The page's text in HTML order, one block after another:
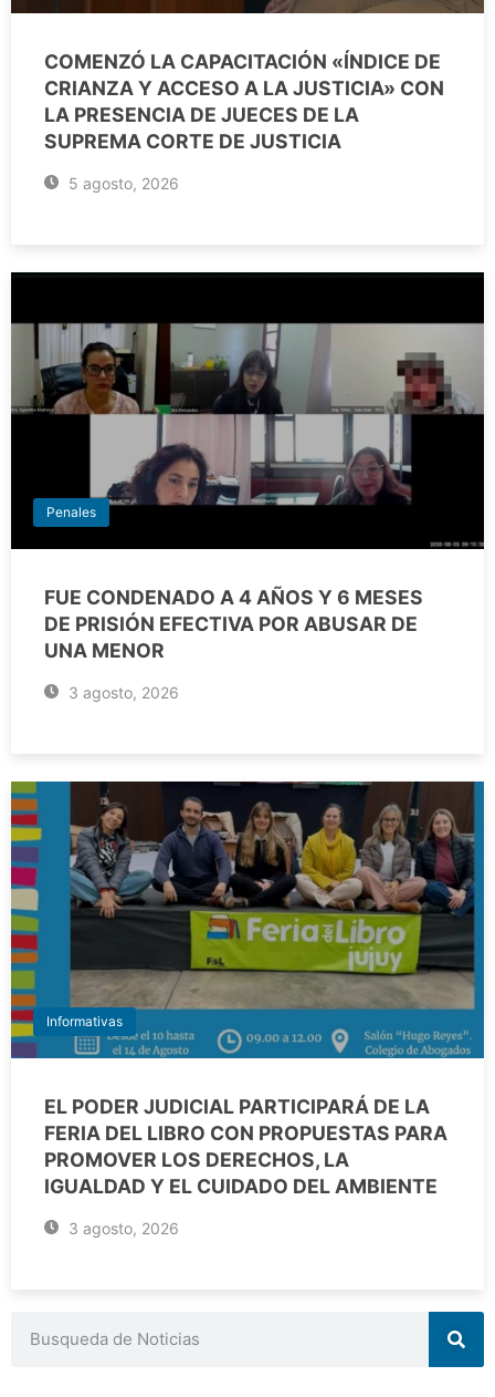
COMENZÓ LA CAPACITACIÓN «ÍNDICE DE
CRIANZA Y ACCESO A LA JUSTICIA» CON
LA PRESENCIA DE JUECES DE LA
SUPREMA CORTE DE JUSTICIA
5 agosto, 2026
Penales
FUE CONDENADO A 4 AÑOS Y 6 MESES
DE PRISIÓN EFECTIVA POR ABUSAR DE
UNA MENOR
3 agosto, 2026
Informativas
EL PODER JUDICIAL PARTICIPARÁ DE LA
FERIA DEL LIBRO CON PROPUESTAS PARA
PROMOVER LOS DERECHOS, LA
IGUALDAD Y EL CUIDADO DEL AMBIENTE
3 agosto, 2026